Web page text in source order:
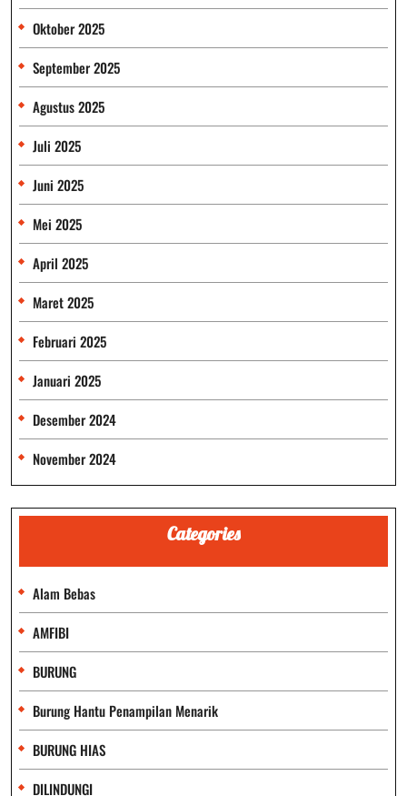
Oktober 2025
September 2025
Agustus 2025
Juli 2025
Juni 2025
Mei 2025
April 2025
Maret 2025
Februari 2025
Januari 2025
Desember 2024
November 2024
Categories
Alam Bebas
AMFIBI
BURUNG
Burung Hantu Penampilan Menarik
BURUNG HIAS
DILINDUNGI